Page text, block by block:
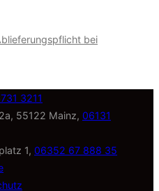
bei
3211
55122 Mainz, 06131
1, 06352 67 888 35